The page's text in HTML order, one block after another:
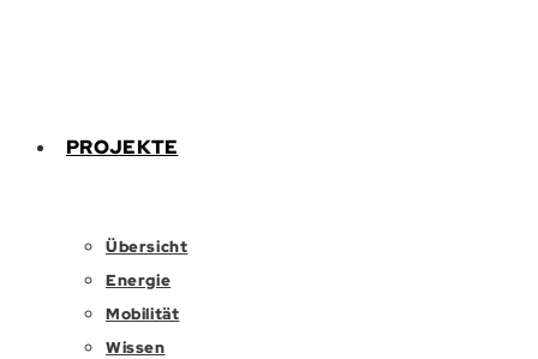
PROJEKTE
Übersicht
Energie
Mobilität
Wissen